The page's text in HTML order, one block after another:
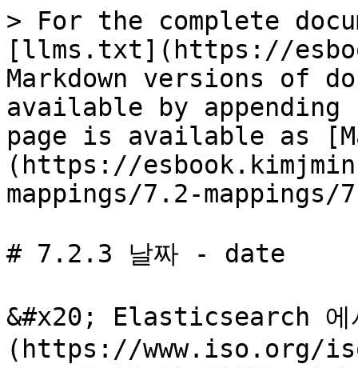
> For the complete
[llms.txt](https://
Markdown versions of
available by
page is available as
(https://
mappings/7.2-
# 7.2.3 날짜 - date
&#x20; Elasticsearch 에
(https://www.iso.org/